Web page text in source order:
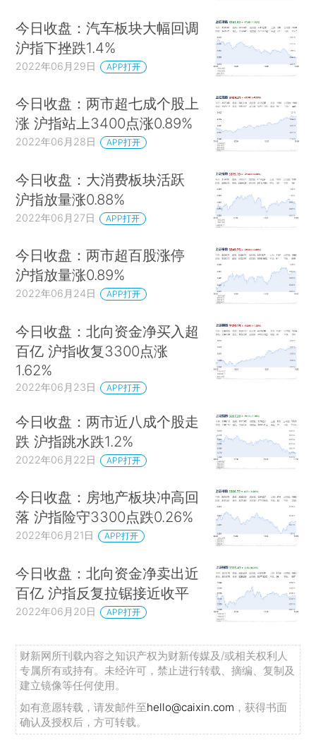
今日收盘：汽车板块大幅回调
沪指下挫跌1.4%
2022年06月29日 APP打开
今日收盘：两市超七成个股上
涨 沪指站上3400点涨0.89%
2022年06月28日 APP打开
今日收盘：大消费板块活跃
沪指放量涨0.88%
2022年06月27日 APP打开
今日收盘：两市超百股涨停
沪指放量涨0.89%
2022年06月24日 APP打开
今日收盘：北向资金净买入超
百亿 沪指收复3300点涨
1.62%
2022年06月23日 APP打开
今日收盘：两市近八成个股走
跌 沪指跳水跌1.2%
2022年06月22日 APP打开
今日收盘：房地产板块冲高回
落 沪指险守3300点跌0.26%
2022年06月21日 APP打开
今日收盘：北向资金净卖出近
百亿 沪指反复拉锯接近收平
2022年06月20日 APP打开
财新网所刊载内容之知识产权为财新传媒及/或相关权利人
专属所有或持有。未经许可，禁止进行转载、摘编、复制及
建立镜像等任何使用。
如有意愿转载，请发邮件至hello@caixin.com ，获得书面
确认及授权后，方可转载。